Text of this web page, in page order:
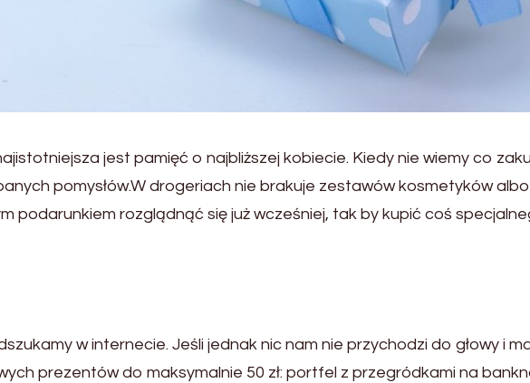
jest pamięć o najbliższej kobiecie. Kiedy nie wiemy co
pomysłów.W drogeriach nie brakuje zestawów kosmetyków
podarunkiem rozglądnąć się już wcześniej, tak by kupić coś
w internecie. Jeśli jednak nic nam nie przychodzi do głowy i
prezentów do maksymalnie 50 zł: portfel z przegródkami na